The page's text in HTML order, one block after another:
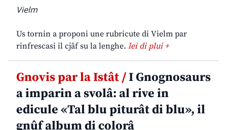
Vielm
Us tornin a proponi une rubricute di Vielm par
rinfrescasi il cjâf su la lenghe. lei di plui +
Gnovis par la Istât /I Gnognosaurs
a imparin a svolâ: al rive in
edicule «Tal blu piturât di blu», il
gnûf album di colorâ